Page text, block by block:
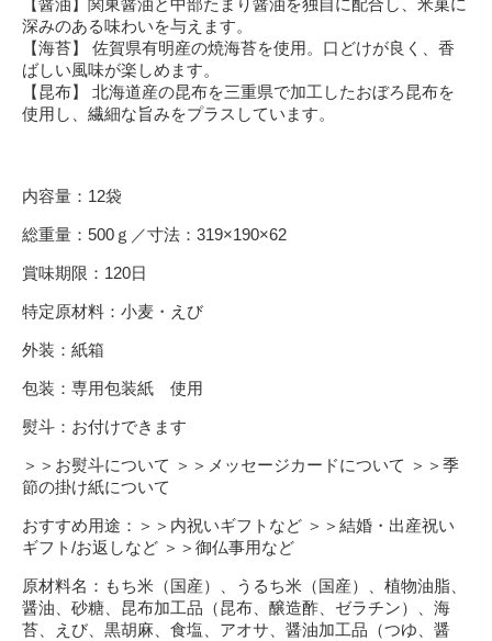
【醤油】関東醤油と中部たまり醤油を独自に配合し、米菓に
深みのある味わいを与えます。
【海苔】 佐賀県有明産の焼海苔を使用。口どけが良く、香
ばしい風味が楽しめます。
【昆布】 北海道産の昆布を三重県で加工したおぼろ昆布を
使用し、繊細な旨みをプラスしています。
内容量：12袋
総重量：500ｇ／寸法：319×190×62
賞味期限：120日
特定原材料：小麦・えび
外装：紙箱
包装：専用包装紙 使用
熨斗：お付けできます
＞＞お熨斗について ＞＞メッセージカードについて ＞＞季
節の掛け紙について
おすすめ用途： ＞＞内祝いギフトなど ＞＞結婚・出産祝い
ギフト/お返しなど ＞＞御仏事用など
原材料名：もち米（国産）、うるち米（国産）、植物油脂、
醤油、砂糖、昆布加工品（昆布、醸造酢、ゼラチン）、海
苔、えび、黒胡麻、食塩、アオサ、醤油加工品（つゆ、醤